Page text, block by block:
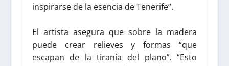
inspirarse de la esencia de Tenerife”.
El artista asegura que sobre la madera
puede crear relieves y formas “que
escapan de la tiranía del plano”. “Esto